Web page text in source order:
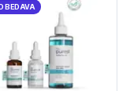
BEDAVA